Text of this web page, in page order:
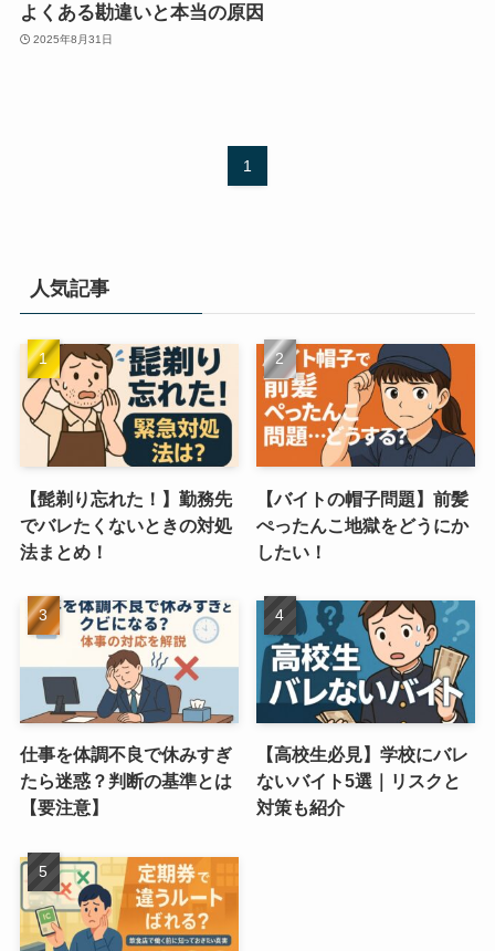
よくある勘違いと本当の原因
2025年8月31日
1
人気記事
【髭剃り忘れた！】勤務先
でバレたくないときの対処
法まとめ！
【バイトの帽子問題】前髪
ぺったんこ地獄をどうにか
したい！
仕事を体調不良で休みすぎ
たら迷惑？判断の基準とは
【要注意】
【高校生必見】学校にバレ
ないバイト5選｜リスクと
対策も紹介